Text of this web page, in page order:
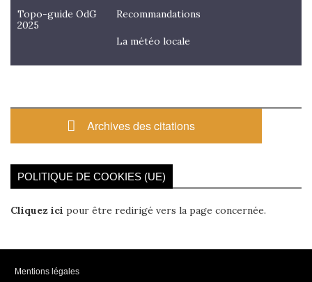
Topo-guide OdG
2025
Recommandations
La météo locale
Archives des citations
POLITIQUE DE COOKIES (UE)
Cliquez ici pour être redirigé vers la page concernée.
Mentions légales